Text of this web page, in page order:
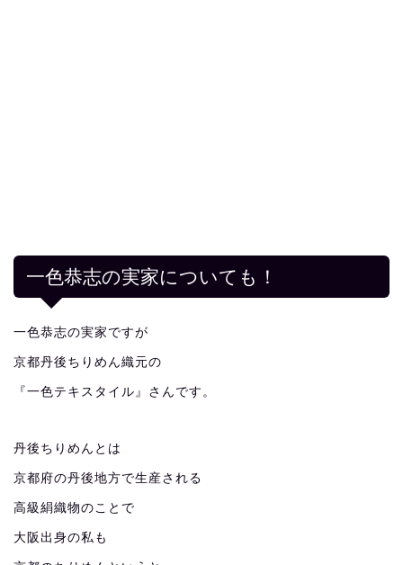
一色恭志の実家についても！
一色恭志の実家ですが
京都丹後ちりめん織元の
『一色テキスタイル』さんです。
丹後ちりめんとは
京都府の丹後地方で生産される
高級絹織物のことで
大阪出身の私も